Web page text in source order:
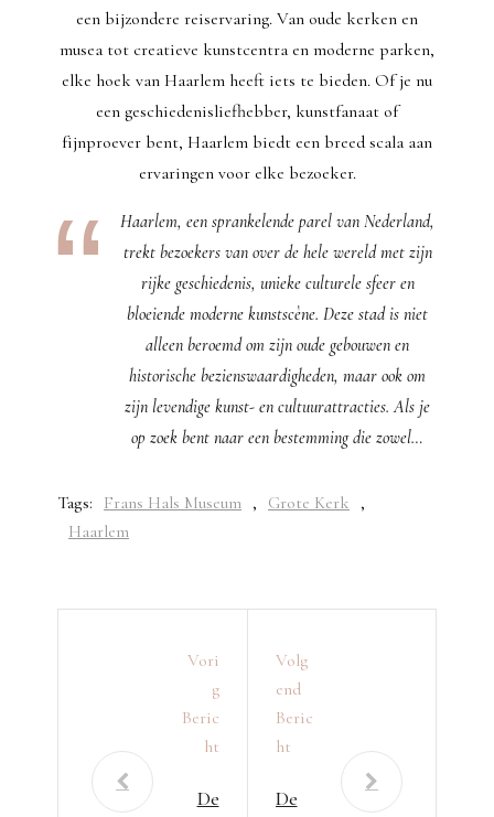
een bijzondere reiservaring. Van oude kerken en
musea tot creatieve kunstcentra en moderne parken,
elke hoek van Haarlem heeft iets te bieden. Of je nu
een geschiedenisliefhebber, kunstfanaat of
fijnproever bent, Haarlem biedt een breed scala aan
ervaringen voor elke bezoeker.
Haarlem, een sprankelende parel van Nederland,
trekt bezoekers van over de hele wereld met zijn
rijke geschiedenis, unieke culturele sfeer en
bloeiende moderne kunstscène. Deze stad is niet
alleen beroemd om zijn oude gebouwen en
historische bezienswaardigheden, maar ook om
zijn levendige kunst- en cultuurattracties. Als je
op zoek bent naar een bestemming die zowel…
Tags: Frans Hals Museum , Grote Kerk ,
Haarlem
Vori
G
Beric
Ht
De
Volg
End
Beric
Ht
De